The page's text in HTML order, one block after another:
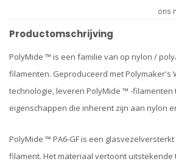
ons
Productomschrijving
PolyMide ™ is een familie van op nylon /
filamenten. Geproduceerd met Polymaker's
technologie, leveren PolyMide ™ -filamenten
eigenschappen die inherent zijn aan nylon
PolyMide ™ PA6-GF is een glasvezelversterkt
filament. Het materiaal vertoont uitstekende